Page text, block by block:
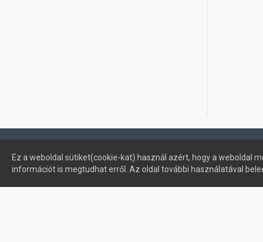
Ez a weboldal sütiket(cookie-kat) használ azért, hogy a weboldal
információt is megtudhat erről. Az oldal további használatával